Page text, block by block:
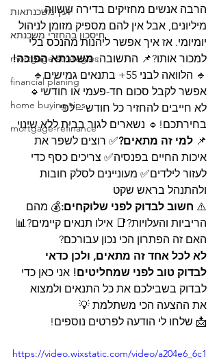
יועץ משכנתאות
חיסכון בהחזרי משכנתא
mortgage strategies
financial planing
home buying tips
mortgage-refinance
הרבה אנשים מחזיקים בדירה ששווה
מיליונים, אבל אין להם מספיק מזומן לניהול
יומיומי. אז איך אפשר ליהנות מהנכס בלי
למכור אותו?📌 התשובה: משכנתא הפוכה!
🔹 הלוואה לבני 55+ בתנאים גמישים🔹
אפשר לקבל סכום חד-פעמי או חודשי🔹
לא חייבים להחזיר כל חודש – לפי
בחירתכם!🔹 נשארים לגור בבית ללא שינוי
📌 למי זה מתאים?✅ רוצים לשפר את
איכות החיים בפנסיה✅ צריכים כסף כדי
לעזור לילדים✅ מעוניינים לסלק חובות
ולהתנהל בראש שקט
⚠️ חשוב לבדוק לפני שלוקחים:💰 מהם
הריביות והעלויות?📑 אילו תנאים קיימים?📊
האם זה הפתרון הכי נכון עבורכם?
לא לכל אחד זה מתאים, ולכן כדאי
לבדוק טוב לפני שמחליטים! אני כאן כדי
לבדוק בשבילכם את כל התנאים ולמצוא
את ההצעה הכי משתלמת 💡
📩 שלחו לי הודעה לפרטים נוספים!
https://video.wixstatic.com/video/a204e6_6c1